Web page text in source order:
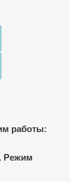
работы:
Режим